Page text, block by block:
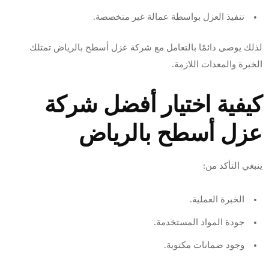
تنفيذ العزل بواسطة عمالة غير متخصصة.
لذلك يوصى دائمًا بالتعامل مع شركة عزل أسطح بالرياض تمتلك
الخبرة والمعدات اللازمة.
كيفية اختيار أفضل شركة
عزل أسطح بالرياض
ينبغي التأكد من:
الخبرة العملية.
جودة المواد المستخدمة.
وجود ضمانات مكتوبة.